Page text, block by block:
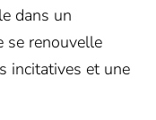
dans un
se renouvelle
incitatives et une